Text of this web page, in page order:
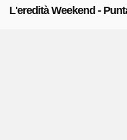
L'eredità Weekend -